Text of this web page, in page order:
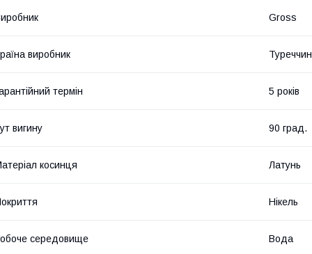
Gross
виробник
термін 5 років
вигину 90 град.
косинця Латунь
Нікель
середовище Вода